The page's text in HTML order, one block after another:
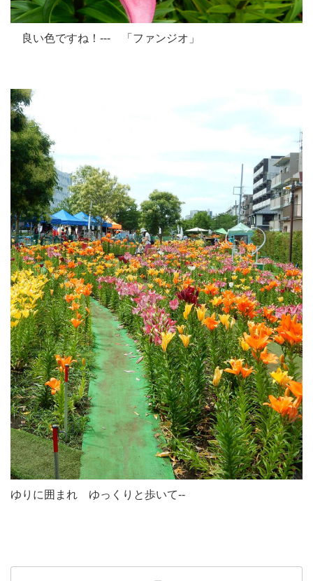
良い色ですね！--- 「ファンジオ」
ゆりに囲まれ ゆっくりと歩いて--